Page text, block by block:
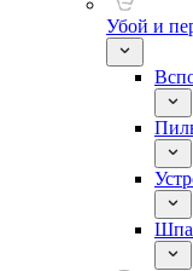
Убой и